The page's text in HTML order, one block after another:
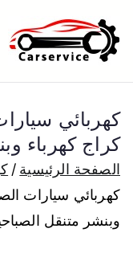
إلى
المحتوى
كراج كهرباء
الصفحة الرئيسية
وبنشر متنقل